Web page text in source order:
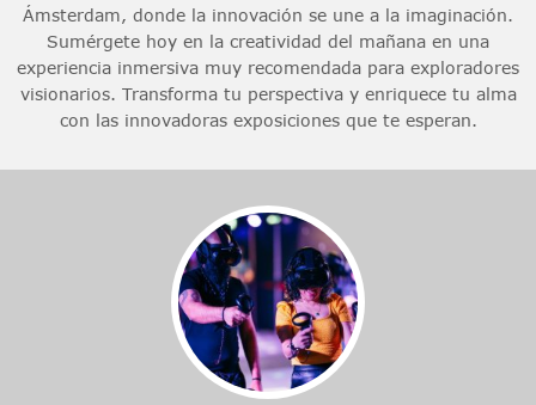
Ámsterdam, donde la innovación se une a la imaginación.
Sumérgete hoy en la creatividad del mañana en una
experiencia inmersiva muy recomendada para exploradores
visionarios. Transforma tu perspectiva y enriquece tu alma
con las innovadoras exposiciones que te esperan.